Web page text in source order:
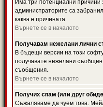
Има три потенциални причини
администраторите са
каква е причината.
Върнете се в началото
Получавам нежелани лични
В бъдещи версии на този
получавате нежелани
съобщения.
Върнете се в началото
Получих спам (или друг
Съжаляваме да чуем това.